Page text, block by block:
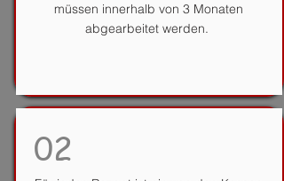
müssen innerhalb von 3 Monaten
abgearbeitet werden.
02